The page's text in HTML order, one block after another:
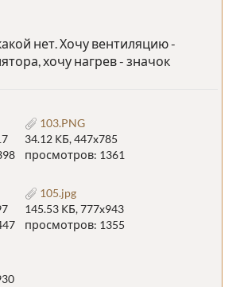
нет. Хочу вентиляцию -
хочу нагрев - значок
103.PNG
34.12 КБ, 447x785
просмотров: 1361
105.jpg
145.53 КБ, 777x943
просмотров: 1355